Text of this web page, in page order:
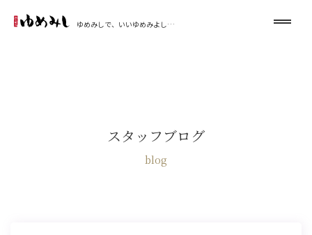
ゆめみしで、いいゆめみよし…
スタッフブログ
blog